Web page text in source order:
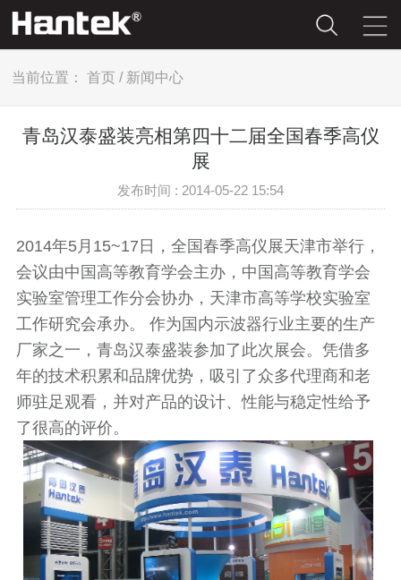
当前位置： 首页 / 新闻中心
青岛汉泰盛装亮相第四十二届全国春季高仪
展
发布时间 : 2014-05-22 15:54
2014年5月15~17日，全国春季高仪展天津市举行，
会议由中国高等教育学会主办，中国高等教育学会
实验室管理工作分会协办，天津市高等学校实验室
工作研究会承办。 作为国内示波器行业主要的生产
厂家之一，青岛汉泰盛装参加了此次展会。凭借多
年的技术积累和品牌优势，吸引了众多代理商和老
师驻足观看，并对产品的设计、性能与稳定性给予
了很高的评价。